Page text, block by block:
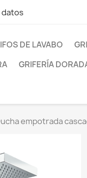
datos
DE LAVABO
GRIFERÍA
empotrada